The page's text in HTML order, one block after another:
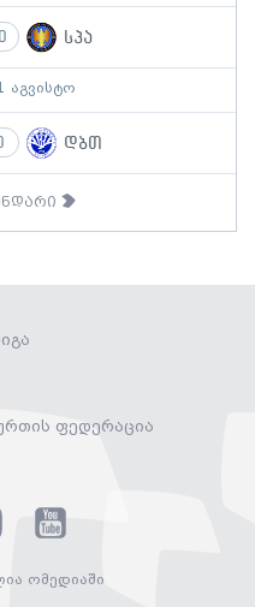
სპა
აგვისტო
დბთ
ფედერაცია
ომედიაში